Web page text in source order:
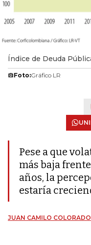
Índice de Deuda
Foto:Gráfico LR
Pese a que
más baja
años, la
estaría
JUAN CAMILO COLORADO